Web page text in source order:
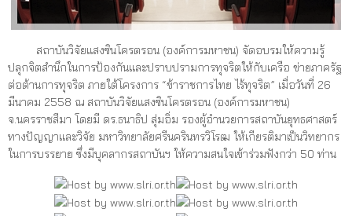
สถาบันวิจัยแสงซินโครตรอน (องค์การมหาชน) จัดอบรมให้ความรู้
ปลุกจิตสำนึกในการป้องกันและปราบปรามการทุจริตให้กับเครือ ข่ายภาครัฐ
ต่อต้านการทุจริต ภายใต้โครงการ “ข้าราชการไทย ไร้ทุจริต” เมื่อวันที่ 26
มีนาคม 2558 ณ สถาบันวิจัยแสงซินโครตรอน (องค์การมหาชน)
จ.นครราชสีมา โดยมี ดร.ธนาธิป สุ่มอิ่ม รองผู้อำนวยการสถาบันยุทธศาสตร์
ทางปัญญาและวิจัย มหาวิทยาลัยศรีนครินทรวิโรฒ ให้เกียรติมาเป็นวิทยากร
ในการบรรยาย ซึ่งมีบุคลากรสถาบันฯ ให้ความสนใจเข้าร่วมฟังกว่า 50 ท่าน